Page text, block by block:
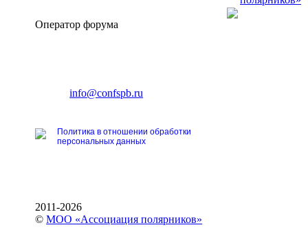
Оператор форума
E-mail:info@confspb.ru
Политика в отношении обработки
персональных данных
2011-2026
©МОО «Ассоциация полярников»